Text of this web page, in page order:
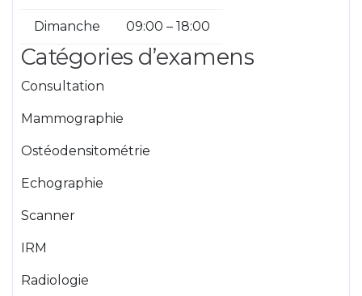
Dimanche 09:00 – 18:00
Catégories d’examens
Consultation
Mammographie
Ostéodensitométrie
Echographie
Scanner
IRM
Radiologie